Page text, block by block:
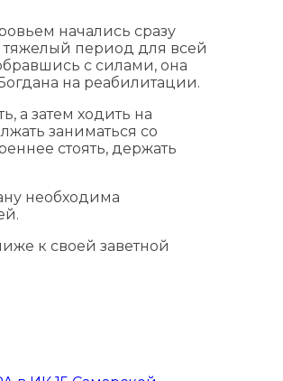
начались сразу
тяжелый период для всей
с силами, она
на реабилитации.
а затем ходить на
заниматься со
стоять, держать
необходима
к своей заветной